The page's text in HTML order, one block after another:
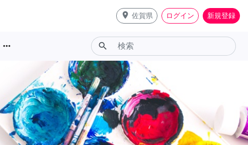
place 佐賀県 ログイン 新規登録
more_horiz search